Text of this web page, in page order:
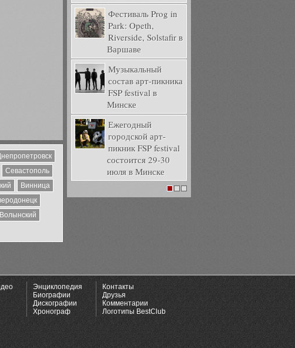
Севастополь
Винница
Фестиваль Prog in
Park: Opeth,
Riverside, Solstafir в
Варшаве
Музыкальный
состав арт-пикника
FSP festival в
Минске
Ежегодный
городской арт-
пикник FSP festival
состоится 29-30
июля в Минске
Энциклопедия
Биографии
Дискографии
Хронограф
Контакты
Друзья
Комментарии
Логотипы BestClub